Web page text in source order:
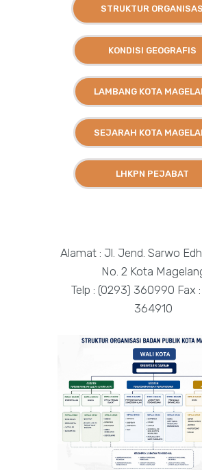
STRUKTUR
KONDISI GEOGRAFIS
LAMBANG KOTA
SEJARAH KOTA
LHKPN PEJABAT
Alamat : Jl. Jend. Sarwo
No. 2 Kota
Telp : (0293) 360990 Fax
364910